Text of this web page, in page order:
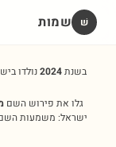
שׁ שמות
בשנת2024נולדו
גלו את פירוש השם
ישראל: משמעות השם,